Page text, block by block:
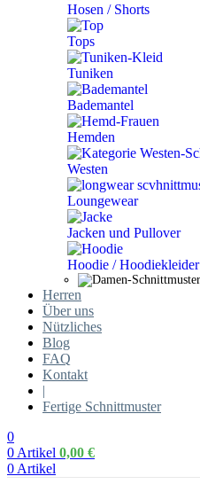
Hosen / Shorts
Tops
Tuniken
Bademantel
Hemden
Westen
Loungewear
Jacken und Pullover
Hoodie / Hoodiekleider
Herren
Über uns
Nützliches
Blog
FAQ
Kontakt
|
Fertige Schnittmuster
0
0 Artikel 0,00 €
0 Artikel